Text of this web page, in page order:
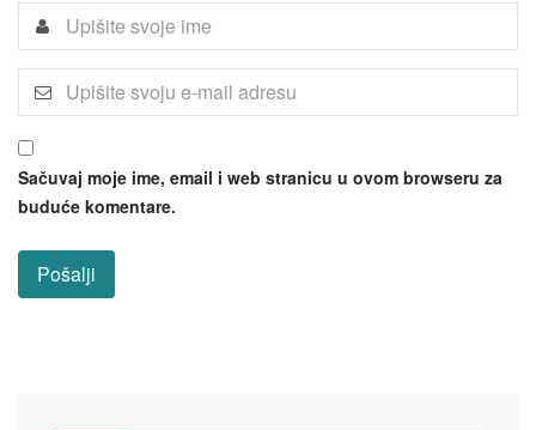
Sačuvaj moje ime, email i web stranicu u ovom browseru za
buduće komentare.